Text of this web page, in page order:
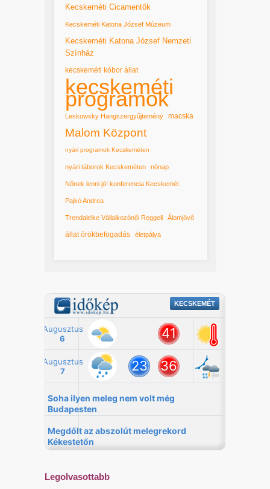
Kecskeméti Cicamentők
Kecskeméti Katona József Múzeum
Kecskeméti Katona József Nemzeti
Színház
kecskeméti kóbor állat
kecskeméti
programok
Leskowsky Hangszergyűjtemény macska
Malom Központ
nyári programok Kecskeméten
nyári táborok Kecskeméten nőnap
Nőnek lenni jó! konferencia Kecskemét
Pajkó Andrea
Trendalelke Vállalkozónői Reggeli Álomjövő
állat örökbefogadás életpálya
Legolvasottabb